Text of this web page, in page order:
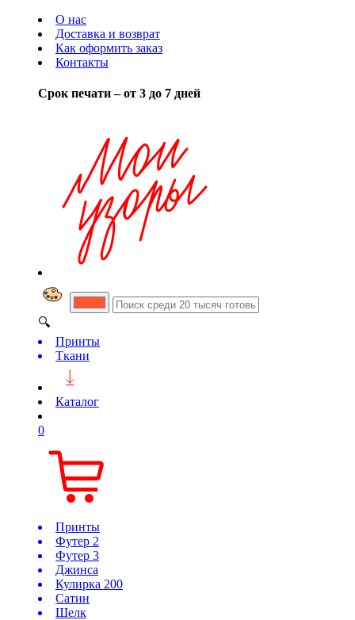
О нас
Доставка и возврат
Как оформить заказ
Контакты
Срок печати – от 3 до 7 дней
🔍
Принты
Ткани
Каталог
0
Принты
Футер 2
Футер 3
Джинса
Кулирка 200
Сатин
Шелк